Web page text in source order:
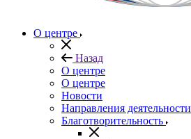
О центре
Назад
О центре
О центре
Новости
Направления деятельности
Благотворительность